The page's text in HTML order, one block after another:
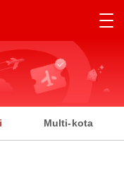
Multi-kota